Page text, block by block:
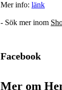
Mer info: länk
- Sök mer inom
Facebook
Mer om